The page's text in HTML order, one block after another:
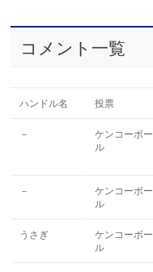
コメント一覧
ハンドル名 投票
－
ケンコーボー
ル
－
ケンコーボー
ル
うさぎ
ケンコーボー
ル